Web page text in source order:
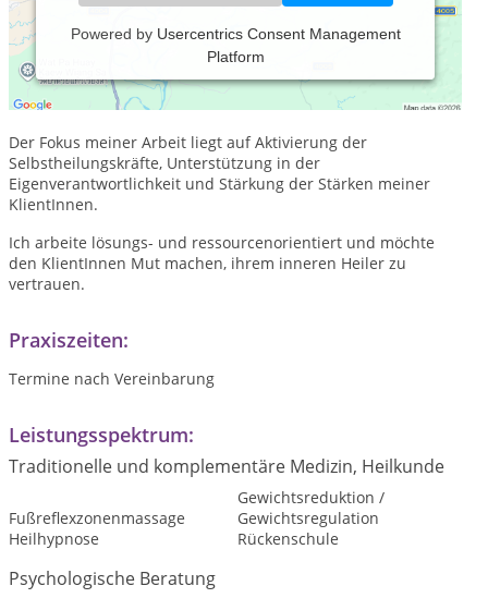
Powered by Usercentrics Consent Management
Platform
Es ist mir ein besonderes Anliegen, den Menschen, die sich
an mich wenden, hilfreich und dennoch freilassend zur Seite
zu stehen.
Der Fokus meiner Arbeit liegt auf Aktivierung der
Selbstheilungskräfte, Unterstützung in der
Eigenverantwortlichkeit und Stärkung der Stärken meiner
KlientInnen.
Ich arbeite lösungs- und ressourcenorientiert und möchte
den KlientInnen Mut machen, ihrem inneren Heiler zu
vertrauen.
Praxiszeiten:
Termine nach Vereinbarung
Leistungsspektrum:
Traditionelle und komplementäre Medizin, Heilkunde
Fußreflexzonenmassage
Gewichtsreduktion /
Gewichtsregulation
Heilhypnose
Rückenschule
Psychologische Beratung